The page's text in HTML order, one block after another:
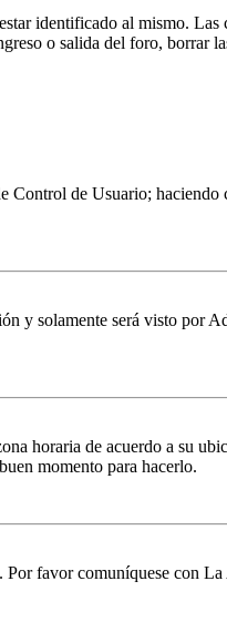
identificado al mismo.
o salida del foro, borrar
Control de Usuario;
y solamente será visto por
horaria de acuerdo a su
momento para hacerlo.
Por favor comuníquese con